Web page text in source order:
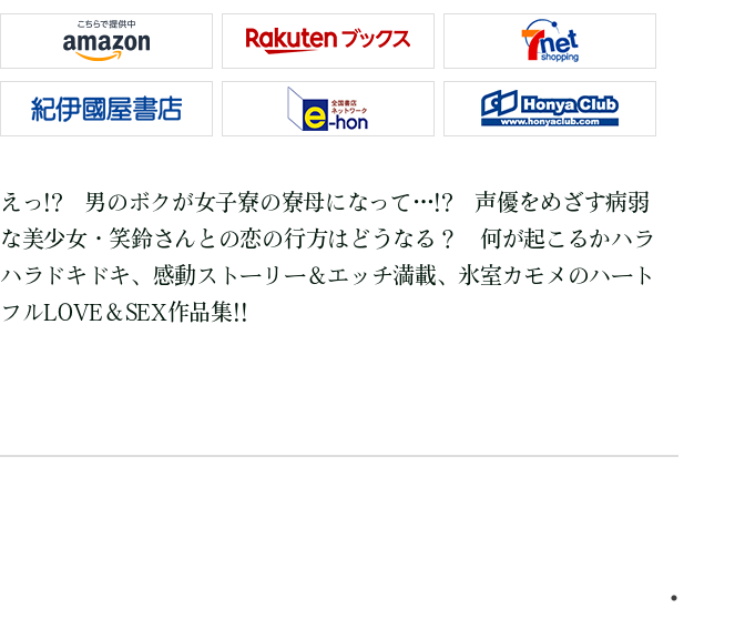
えっ!? 男のボクが女子寮の寮母になって…!? 声優をめざす病弱
な美少女・笑鈴さんとの恋の行方はどうなる？ 何が起こるかハラ
ハラドキドキ、感動ストーリー＆エッチ満載、氷室カモメのハート
フルLOVE＆SEX作品集!!